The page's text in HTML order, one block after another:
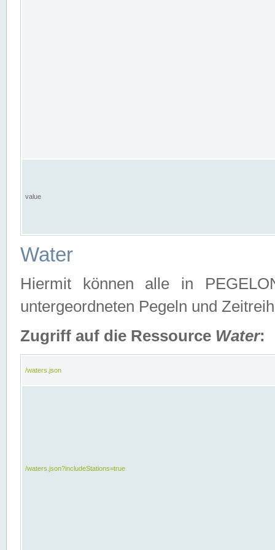
value
Water
Hiermit können alle in
untergeordneten Pegeln und
Zugriff auf die Ressource Water:
/waters.json
/waters.json?includeStations=true